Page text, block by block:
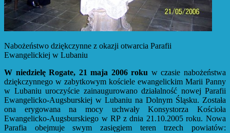
Nabożeństwo dziękczynne z okazji otwarcia Parafii
Ewangelickiej w Lubaniu
W niedzielę Rogate, 21 maja 2006 roku w czasie nabożeństwa
dziękczynnego w zabytkowym kościele ewangelickim Marii Panny
w Lubaniu uroczyście zainaugurowano działalność nowej Parafii
Ewangelicko-Augsburskiej w Lubaniu na Dolnym Śląsku. Została
ona erygowana na mocy uchwały Konsystorza Kościoła
Ewangelicko-Augsburskiego w RP z dnia 21.10.2005 roku. Nowa
Parafia obejmuje swym zasięgiem teren trzech powiatów: